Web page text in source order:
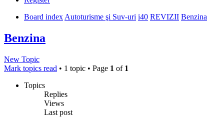
Board index Autoturisme şi Suv-uri i40 REVIZII Benzina
Benzina
New Topic
Mark topics read • 1 topic • Page 1 of 1
Topics
Replies
Views
Last post